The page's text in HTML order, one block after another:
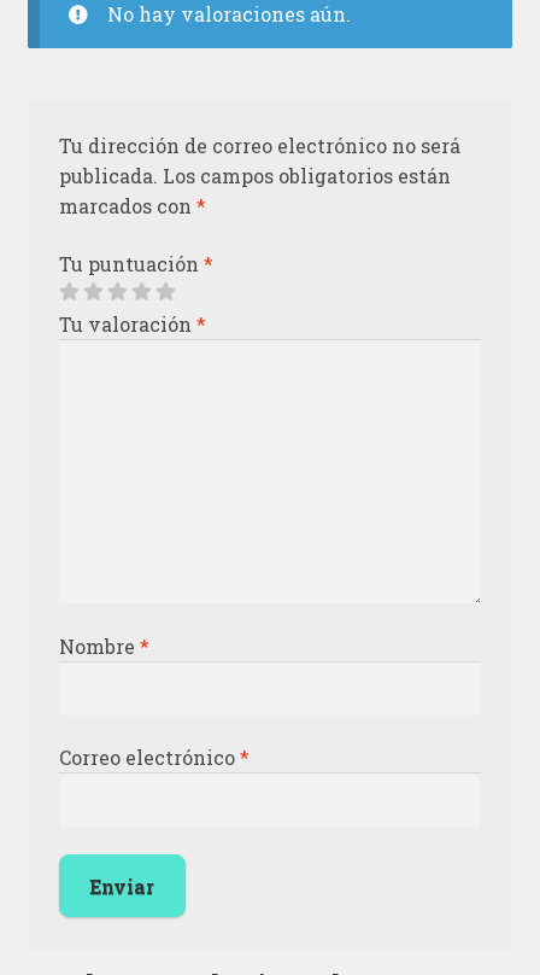
No hay valoraciones aún.
Tu dirección de correo electrónico no será
publicada. Los campos obligatorios están
marcados con *
Tu puntuación *
Tu valoración *
Nombre *
Correo electrónico*